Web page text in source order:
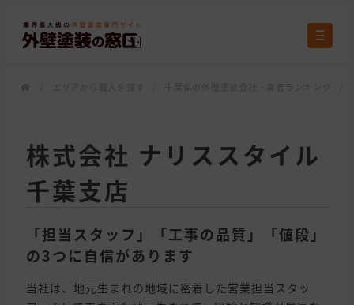
株式会社 ナリススタイル
千葉支店
「担当スタッフ」「工事の品質」「値段」
の3つに自信があります
当社は、地元生まれの地域に密着した営業担当スタッ